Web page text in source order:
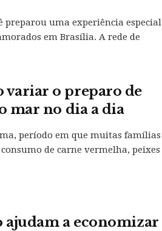
preparou uma experiência especial
em Brasília. A rede de
variar o preparo de
mar no dia a dia
período em que muitas famílias
de carne vermelha, peixes
ajudam a economizar